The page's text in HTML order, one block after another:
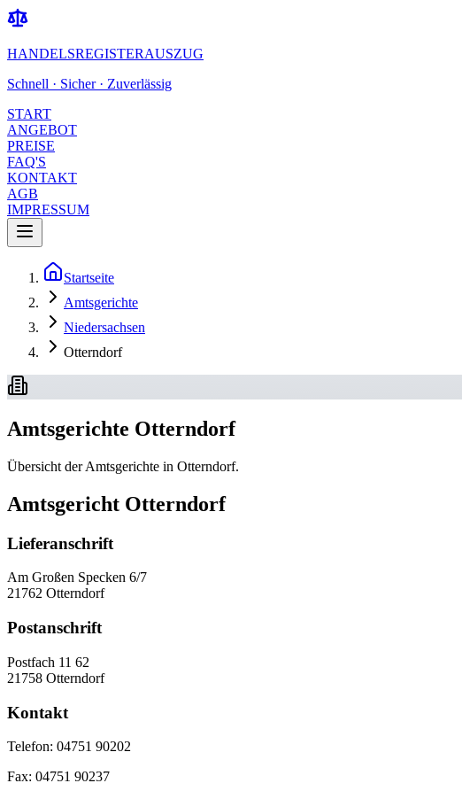
HANDELSREGISTERAUSZUG
Schnell · Sicher · Zuverlässig
START
ANGEBOT
PREISE
FAQ'S
KONTAKT
AGB
IMPRESSUM
Startseite
Amtsgerichte
Niedersachsen
Otterndorf
Amtsgerichte Otterndorf
Übersicht der Amtsgerichte in Otterndorf.
Amtsgericht Otterndorf
Lieferanschrift
Am Großen Specken 6/7
21762 Otterndorf
Postanschrift
Postfach 11 62
21758 Otterndorf
Kontakt
Telefon: 04751 90202
Fax: 04751 90237